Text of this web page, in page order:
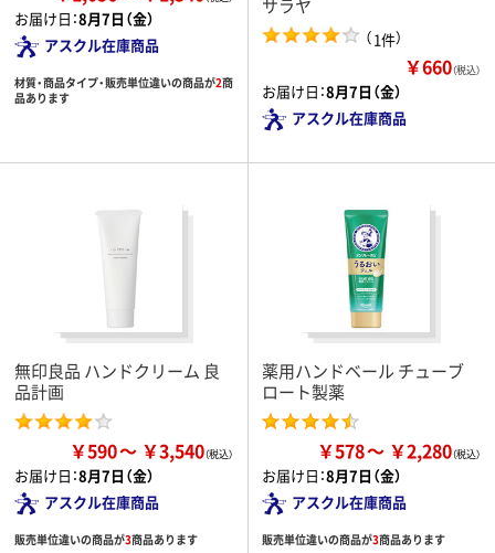
お届け日：8月7日（金）
アスクル在庫商品
材質・商品タイプ・販売単位違いの商品が2商
品あります
（1件）
￥660（税込）
お届け日：8月7日（金）
アスクル在庫商品
無印良品 ハンドクリーム 良
品計画
￥590 ￥3,540
お届け日：8月7日（金）
アスクル在庫商品
販売単位違いの商品が3商品あります
薬用ハンドベール チューブ
ロート製薬
￥578 ￥2,280
お届け日：8月7日（金）
アスクル在庫商品
販売単位違いの商品が3商品あります